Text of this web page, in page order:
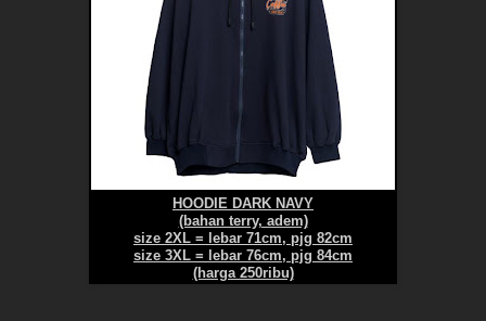
HOODIE DARK NAVY
(bahan terry, adem)
size 2XL = lebar 71cm, pjg 82cm
size 3XL = lebar 76cm, pjg 84cm
(harga 250ribu)